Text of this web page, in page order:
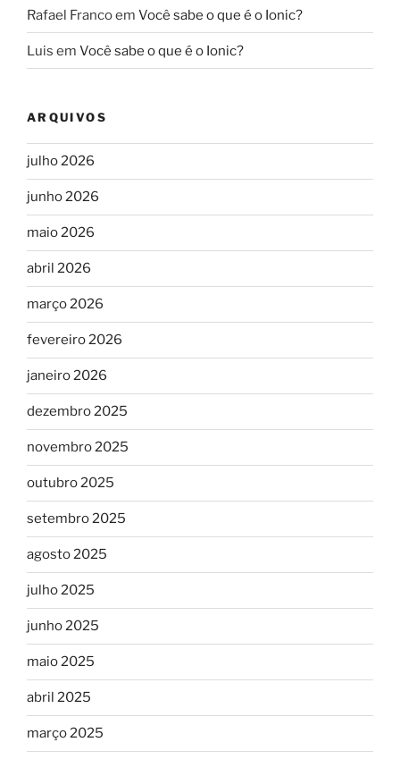
Rafael Francoem Você sabe o que é o Ionic?
Luis em Você sabe o que é o Ionic?
ARQUIVOS
julho 2026
junho 2026
maio 2026
abril 2026
março 2026
fevereiro 2026
janeiro 2026
dezembro 2025
novembro 2025
outubro 2025
setembro 2025
agosto 2025
julho 2025
junho 2025
maio 2025
abril 2025
março 2025